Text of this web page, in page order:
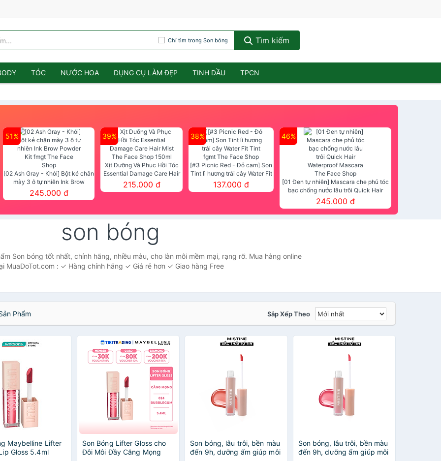
Chỉ tìm trong Son bóng Tìm kiếm
TÓC NƯỚC HOA DỤNG CỤ LÀM ĐẸP TINH DẦU TPCN
51%
[02 Ash Gray - Khói] Bột kẻ chân
mày 3 ô tự nhiên Ink Brow
Powder Kit fmgt The Face Shop
245.000 đ
39%
Xịt Dưỡng Và Phục Hồi Tóc
Essential Damage Care Hair
Mist The Face Shop 150ml
215.000 đ
38%
[#3 Picnic Red - Đỏ cam] Son
Tint lì hương trái cây Water Fit
Tint fgmt The Face Shop
137.000 đ
46%
[01 Đen tự nhiên] Mascara che phủ tóc
bạc chống nước lâu trôi Quick Hair
Waterproof Mascara The Face Shop
245.000 đ
son bóng
Son bóng tốt nhất, chính hãng, nhiều màu, cho làn môi mềm mại, rạng rỡ. Mua hàng online
MuaDoTot.com : ✓ Hàng chính hãng ✓ Giá rẻ hơn ✓ Giao hàng Free
Phẩm Sắp Xếp Theo
Maybelline Lifter
Gloss 5.4ml
Son Bóng Lifter Gloss cho
Đôi Môi Đầy Căng Mọng
Son bóng, lâu trôi, bền màu
đến 9h, dưỡng ẩm giúp môi
Son bóng, lâu trôi, bền màu
đến 9h, dưỡng ẩm giúp môi